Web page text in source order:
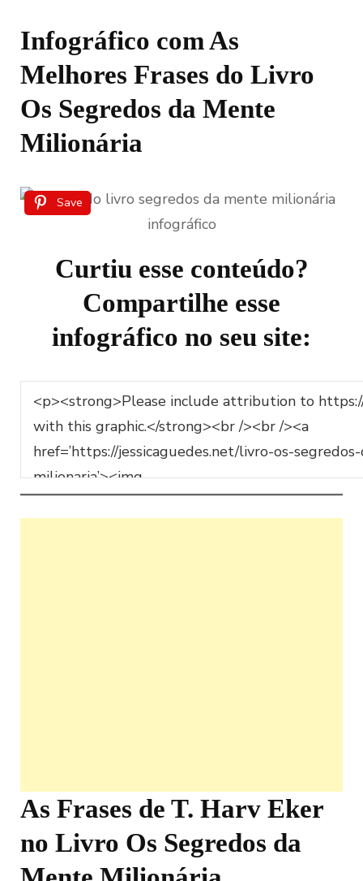
Infográfico com As
Melhores Frases do Livro
Os Segredos da Mente
Milionária
Save
Curtiu esse conteúdo?
Compartilhe esse
infográfico no seu site:
As Frases de T. Harv Eker
no Livro Os Segredos da